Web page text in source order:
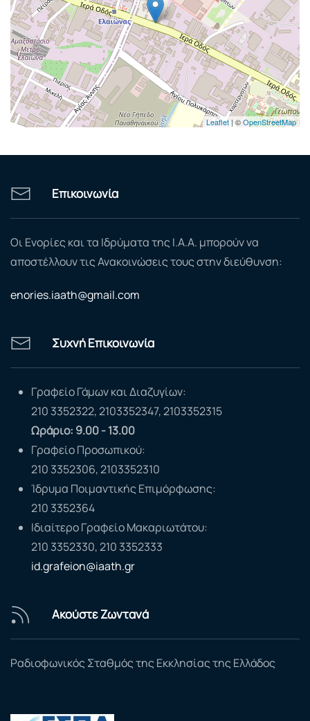
Leaflet| ©OpenStreetMap
Επικοινωνία
Οι Ενορίες και τα Ιδρύματα της Ι.Α.Α. μπορούν να
αποστέλλουν τις Ανακοινώσεις τους στην διεύθυνση:
enories.iaath@gmail.com
Συχνή Επικοινωνία
Γραφείο Γάμων και Διαζυγίων:
210 3352322, 2103352347, 2103352315
Ωράριο: 9.00 - 13.00
Γραφείο Προσωπικού:
210 3352306, 2103352310
Ίδρυμα Ποιμαντικής Επιμόρφωσης:
210 3352364
Ιδιαίτερο Γραφείο Μακαριωτάτου:
210 3352330, 210 3352333
id.grafeion@iaath.gr
Ακούστε Ζωντανά
Ραδιοφωνικός Σταθμός της Εκκλησίας της Ελλάδος